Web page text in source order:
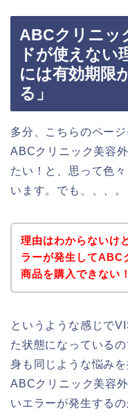
ABCクリニッ
ドが使えない
には有効期限
る」
多分、こちらのペー
ABCクリニック美容
たい！と、思って色
います。でも、、、。
理由はわからないけ
ラーが発生してABC
商品を購入できない
というような感じで
た状態になっている
身も同じような悩み
ABCクリニック美容
いエラーが発生する